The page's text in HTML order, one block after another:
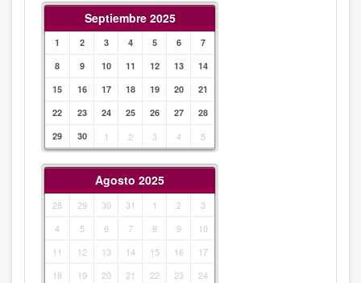
Septiembre 2025
1 2 3 4 5 6
7
8
9 10 11 12 13
14
15
16 17 18 19 20
21
22
23 24 25 26 27
28
29
30 1 2 3 4 5
Agosto 2025
28 29 30 31 1 2
3
4
5 6 7 8 9
10
11
12 13 14 15 16
17
18
19 20 21 22 23
24